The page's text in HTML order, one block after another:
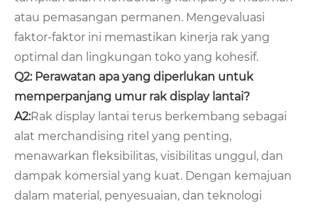
atau pemasangan permanen. Mengevaluasi
faktor-faktor ini memastikan kinerja rak yang
optimal dan lingkungan toko yang kohesif.
Q2: Perawatan apa yang diperlukan untuk
memperpanjang umur rak display lantai?
A2:Rak display lantai terus berkembang sebagai
alat merchandising ritel yang penting,
menawarkan fleksibilitas, visibilitas unggul, dan
dampak komersial yang kuat. Dengan kemajuan
dalam material, penyesuaian, dan teknologi